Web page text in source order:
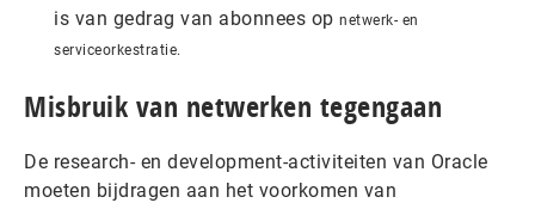
is van gedrag van abonnees op netwerk- en
serviceorkestratie.
Misbruik van netwerken tegengaan
De research- en development-activiteiten van Oracle
moeten bijdragen aan het voorkomen van